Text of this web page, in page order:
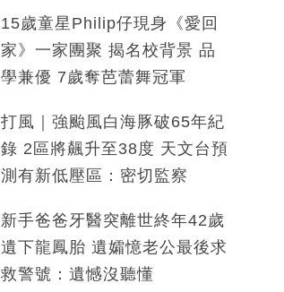
15歲童星Philip仔現身《愛回
家》一家團聚 揭名校背景 品
學兼優 7歲奪芭蕾舞冠軍
打風｜強颱風白海豚破65年紀
錄 2區將飆升至38度 天文台預
測有新低壓區：密切監察
新手爸爸牙醫突離世終年42歲
遺下龍鳳胎 遺孀憶老公最後求
救警號：遺憾沒聽懂